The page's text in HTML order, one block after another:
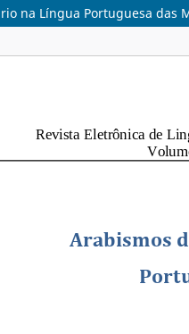
na Língua Portuguesa das